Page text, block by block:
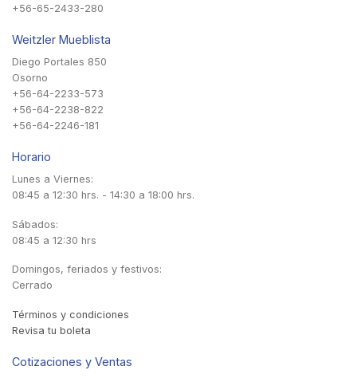
+56-65-2433-280
Weitzler Mueblista
Diego Portales 850
Osorno
+56-64-2233-573
+56-64-2238-822
+56-64-2246-181
Horario
Lunes a Viernes:
08:45 a 12:30 hrs. - 14:30 a 18:00 hrs.
Sábados:
08:45 a 12:30 hrs
Domingos, feriados y festivos:
Cerrado
Términos y condiciones
Revisa tu boleta
Cotizaciones y Ventas